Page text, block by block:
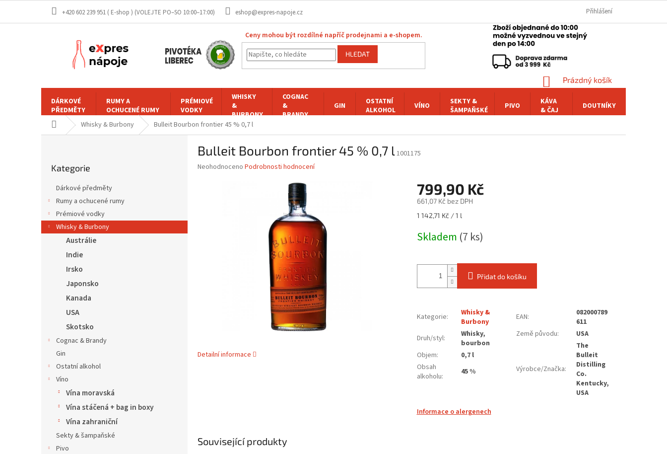
obsah
+420 602 239 951 ( E-shop ) eshop@expres-napoje.cz Přihlášení
Ceny mohou být rozdílné napříč prodejnami a e-shopem.
HLEDAT
NÁKUPNÍ
KOŠÍK
Prázdný košík
DÁRKOVÉ
PŘEDMĚTY
RUMY A
OCHUCENÉ RUMY
PRÉMIOVÉ
VODKY
WHISKY
&
BURBONY
COGNAC
&
BRANDY
GIN
OSTATNÍ
ALKOHOL
VÍNO
SEKTY &
ŠAMPAŇSKÉ
PIVO
KÁVA
& ČAJ
DOUTNÍKY
Domů Whisky & Burbony Bulleit Bourbon frontier 45 % 0,7 l
kategorie
Kategorie
Dárkové předměty
Rumy a ochucené rumy
Prémiové vodky
Whisky & Burbony
Austrálie
Indie
Irsko
Japonsko
Kanada
USA
Skotsko
Cognac & Brandy
Gin
Ostatní alkohol
Víno
Vína moravská
Vína stáčená + bag in boxy
Vína zahraniční
Sekty & šampaňské
Pivo
Bulleit Bourbon frontier 45 % 0,7 l1001175
Průměrné
Neohodnoceno Podrobnosti hodnocení
Detailní informace
799,90 Kč
661,07 Kč bez DPH
Měrná
1 142,71 Kč / 1 l
Skladem (7 ks)
Přidat do košíku
Kategorie:
Whisky &
Burbony
Druh/styl:
Whisky,
bourbon
Objem:
0,7 l
Obsah
alkoholu: 45 %
EAN:
082000789
611
Země původu: USA
Výrobce/Značka:
The
Bulleit
Distilling
Co.
Kentucky,
USA
Informace o alergenech
Související produkty